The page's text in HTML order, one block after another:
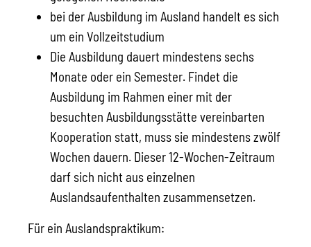
bei der Ausbildung im Ausland handelt es sich
um ein Vollzeitstudium
Die Ausbildung dauert mindestens sechs
Monate oder ein Semester. Findet die
Ausbildung im Rahmen einer mit der
besuchten Ausbildungsstätte vereinbarten
Kooperation statt, muss sie mindestens zwölf
Wochen dauern. Dieser 12-Wochen-Zeitraum
darf sich nicht aus einzelnen
Auslandsaufenthalten zusammensetzen.
Für ein Auslandspraktikum: